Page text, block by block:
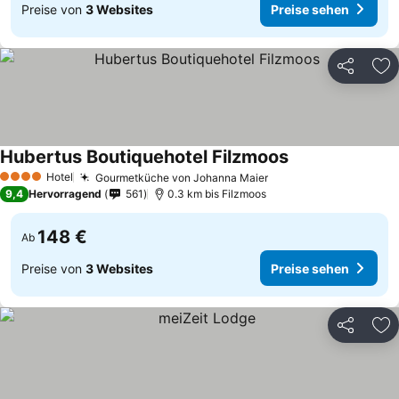
Preise von 3 Websites Preise sehen
Teilen
4 Sterne Hotel Gourmetküche von Johanna MaierPreise sehen
Hubertus Boutiquehotel FilzmoosPreise sehen
9,4 Hervorragend 561 0.3 km bis Filzmoos
Ab 148 €
Preise von 3 Websites Preise sehen
Teilen